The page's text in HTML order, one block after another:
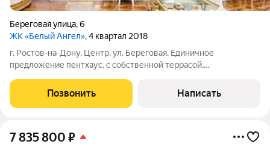
Береговая улица,6
ЖК «Белый Ангел», 4 квартал 2018
г. Ростов-на-Дону, Центр, ул. Береговая. Единичное
предложение пентхаус, с собственной террасой,
Ангел". Общая площадь квартиры с террасами - 600 м2.
Пентхаус с индивидуальным лифтом и
Позвонить Написать
7 835 800 ₽